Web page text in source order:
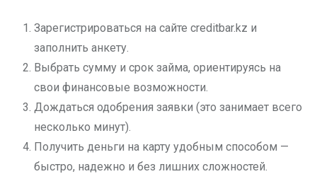
Зарегистрироваться на сайте creditbar.kz и
заполнить анкету.
Выбрать сумму и срок займа, ориентируясь на
свои финансовые возможности.
Дождаться одобрения заявки (это занимает всего
несколько минут).
Получить деньги на карту удобным способом —
быстро, надежно и без лишних сложностей.